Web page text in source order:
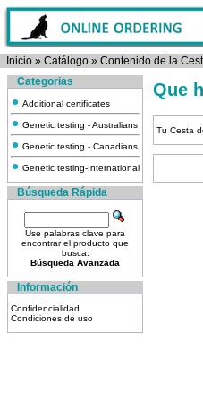
Inicio » Catálogo » Contenido de la
Categorias
Additional certificates
Genetic testing - Australians
Genetic testing - Canadians
Genetic testing-International
Búsqueda Rápida
Use palabras clave para
encontrar el producto que
busca.
Búsqueda Avanzada
Información
Confidencialidad
Condiciones de uso
Que
Tu Cesta